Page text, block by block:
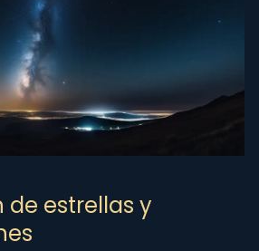
de estrellas y